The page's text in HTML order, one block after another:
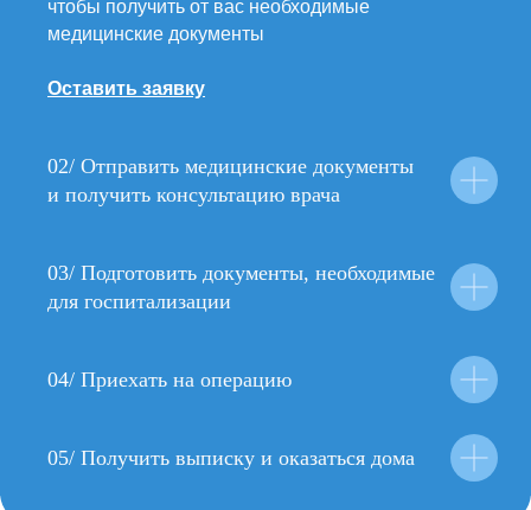
чтобы получить от вас необходимые
медицинские документы
Оставить заявку
02/ Отправить медицинские документы
и получить консультацию врача
03/ Подготовить документы, необходимые
для госпитализации
04/ Приехать на операцию
05/ Получить выписку и оказаться дома